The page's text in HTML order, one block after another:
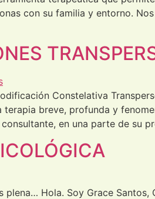
con su familia y entorno.
Constelativa
terapia breve, profunda y
en una parte de su
plena… Hola. Soy Grace